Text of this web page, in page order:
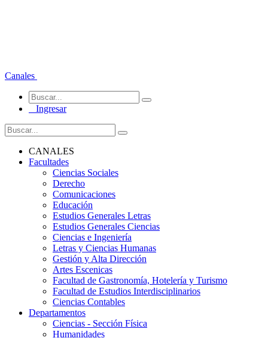
Canales
Ingresar
CANALES
Facultades
Ciencias Sociales
Derecho
Comunicaciones
Educación
Estudios Generales Letras
Estudios Generales Ciencias
Ciencias e Ingeniería
Letras y Ciencias Humanas
Gestión y Alta Dirección
Artes Escenicas
Facultad de Gastronomía, Hotelería y Turismo
Facultad de Estudios Interdisciplinarios
Ciencias Contables
Departamentos
Ciencias - Sección Física
Humanidades